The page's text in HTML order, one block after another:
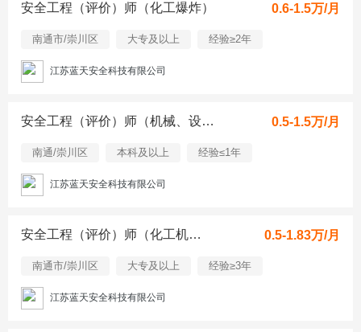
安全工程（评价）师（化工爆炸） 0.6-1.5万/月
南通市/崇川区 大专及以上 经验≥2年
江苏蓝天安全科技有限公司
安全工程（评价）师（机械、设备） 0.5-1.5万/月
南通/崇川区 本科及以上 经验≤1年
江苏蓝天安全科技有限公司
安全工程（评价）师（化工机械） 0.5-1.83万/月
南通市/崇川区 大专及以上 经验≥3年
江苏蓝天安全科技有限公司